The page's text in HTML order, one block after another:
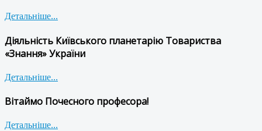
Детальніше...
Діяльність Київського планетарію Товариства
«Знання» України
Детальніше...
Вітаймо Почесного професора!
Детальніше...